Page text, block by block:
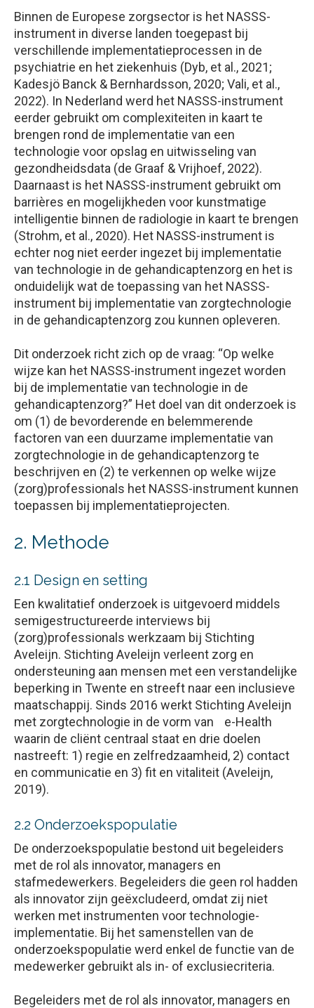
Binnen de Europese zorgsector is het NASSS-
instrument in diverse landen toegepast bij
verschillende implementatieprocessen in de
psychiatrie en het ziekenhuis (Dyb, et al., 2021;
Kadesjö Banck & Bernhardsson, 2020; Vali, et al.,
2022). In Nederland werd het NASSS-instrument
eerder gebruikt om complexiteiten in kaart te
brengen rond de implementatie van een
technologie voor opslag en uitwisseling van
gezondheidsdata (de Graaf & Vrijhoef, 2022).
Daarnaast is het NASSS-instrument gebruikt om
barrières en mogelijkheden voor kunstmatige
intelligentie binnen de radiologie in kaart te brengen
(Strohm, et al., 2020). Het NASSS-instrument is
echter nog niet eerder ingezet bij implementatie
van technologie in de gehandicaptenzorg en het is
onduidelijk wat de toepassing van het NASSS-
instrument bij implementatie van zorgtechnologie
in de gehandicaptenzorg zou kunnen opleveren.
Dit onderzoek richt zich op de vraag: “Op welke
wijze kan het NASSS-instrument ingezet worden
bij de implementatie van technologie in de
gehandicaptenzorg?” Het doel van dit onderzoek is
om (1) de bevorderende en belemmerende
factoren van een duurzame implementatie van
zorgtechnologie in de gehandicaptenzorg te
beschrijven en (2) te verkennen op welke wijze
(zorg)professionals het NASSS-instrument kunnen
toepassen bij implementatieprojecten.
2. Methode
2.1 Design en setting
Een kwalitatief onderzoek is uitgevoerd middels
semigestructureerde interviews bij
(zorg)professionals werkzaam bij Stichting
Aveleijn. Stichting Aveleijn verleent zorg en
ondersteuning aan mensen met een verstandelijke
beperking in Twente en streeft naar een inclusieve
maatschappij. Sinds 2016 werkt Stichting Aveleijn
met zorgtechnologie in de vorm van e-Health
waarin de cliënt centraal staat en drie doelen
nastreeft: 1) regie en zelfredzaamheid, 2) contact
en communicatie en 3) fit en vitaliteit (Aveleijn,
2019).
2.2 Onderzoekspopulatie
De onderzoekspopulatie bestond uit begeleiders
met de rol als innovator, managers en
stafmedewerkers. Begeleiders die geen rol hadden
als innovator zijn geëxcludeerd, omdat zij niet
werken met instrumenten voor technologie-
implementatie. Bij het samenstellen van de
onderzoekspopulatie werd enkel de functie van de
medewerker gebruikt als in- of exclusiecriteria.
Begeleiders met de rol als innovator, managers en